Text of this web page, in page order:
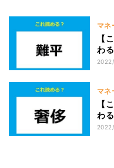
マネ
【
わ
マネ
【
わ